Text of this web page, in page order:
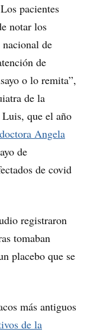
pacientes
notar los
de
de
o lo remita”,
de la
que el año
doctora Angela
de
de covid
registraron
tomaban
placebo que se
más antiguos
de la